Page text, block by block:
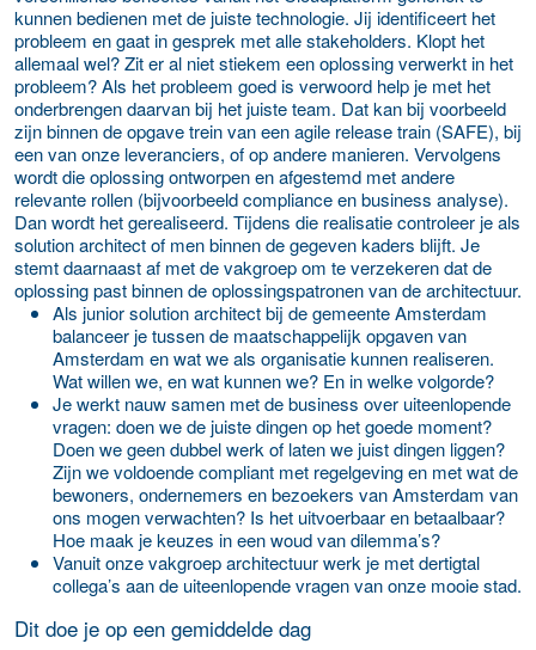
kunnen bedienen met de juiste technologie. Jij identificeert het
probleem en gaat in gesprek met alle stakeholders. Klopt het
allemaal wel? Zit er al niet stiekem een oplossing verwerkt in het
probleem? Als het probleem goed is verwoord help je met het
onderbrengen daarvan bij het juiste team. Dat kan bij voorbeeld
zijn binnen de opgave trein van een agile release train (SAFE), bij
een van onze leveranciers, of op andere manieren. Vervolgens
wordt die oplossing ontworpen en afgestemd met andere
relevante rollen (bijvoorbeeld compliance en business analyse).
Dan wordt het gerealiseerd. Tijdens die realisatie controleer je als
solution architect of men binnen de gegeven kaders blijft. Je
stemt daarnaast af met de vakgroep om te verzekeren dat de
oplossing past binnen de oplossingspatronen van de architectuur.
Als junior solution architect bij de gemeente Amsterdam
balanceer je tussen de maatschappelijk opgaven van
Amsterdam en wat we als organisatie kunnen realiseren.
Wat willen we, en wat kunnen we? En in welke volgorde?
Je werkt nauw samen met de business over uiteenlopende
vragen: doen we de juiste dingen op het goede moment?
Doen we geen dubbel werk of laten we juist dingen liggen?
Zijn we voldoende compliant met regelgeving en met wat de
bewoners, ondernemers en bezoekers van Amsterdam van
ons mogen verwachten? Is het uitvoerbaar en betaalbaar?
Hoe maak je keuzes in een woud van dilemma’s?
Vanuit onze vakgroep architectuur werk je met dertigtal
collega’s aan de uiteenlopende vragen van onze mooie stad.
Dit doe je op een gemiddelde dag